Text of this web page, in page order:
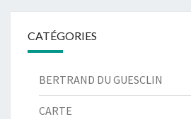
CATÉGORIES
BERTRAND DU GUESCLIN
CARTE